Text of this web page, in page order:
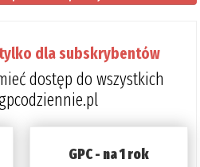
dla subskrybentów
dostęp do wszystkich
GPC - na 1 rok